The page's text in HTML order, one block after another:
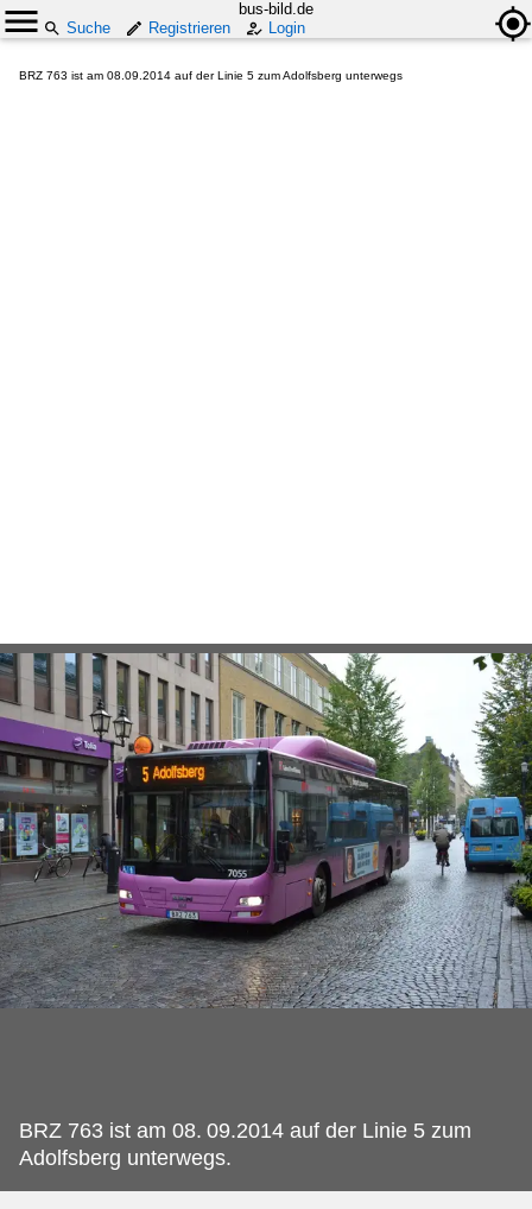
bus-bild.de
Suche
Registrieren Login
BRZ 763 ist am 08.09.2014 auf der Linie 5 zum Adolfsberg unterwegs
BRZ 763 ist am 08. 09.2014 auf der Linie 5 zum
Adolfsberg unterwegs.